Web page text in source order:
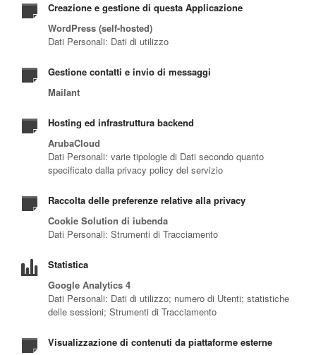
Creazione e gestione di questa Applicazione
WordPress (self-hosted)
Dati Personali: Dati di utilizzo
Gestione contatti e invio di messaggi
Mailant
Hosting ed infrastruttura backend
ArubaCloud
Dati Personali: varie tipologie di Dati secondo quanto
specificato dalla privacy policy del servizio
Raccolta delle preferenze relative alla privacy
Cookie Solution di iubenda
Dati Personali: Strumenti di Tracciamento
Statistica
Google Analytics 4
Dati Personali: Dati di utilizzo; numero di Utenti; statistiche
delle sessioni; Strumenti di Tracciamento
Visualizzazione di contenuti da piattaforme esterne